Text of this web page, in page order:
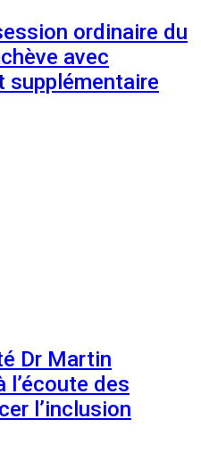
ordinaire du
avec
supplémentaire
Dr Martin
l’écoute des
l’inclusion